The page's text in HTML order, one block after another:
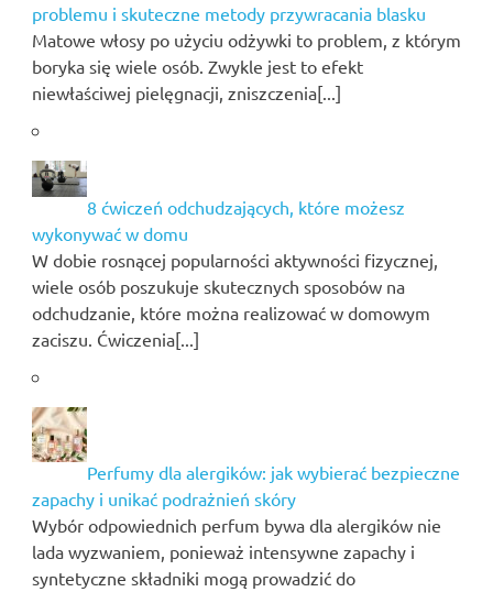
problemu i skuteczne metody przywracania blasku
Matowe włosy po użyciu odżywki to problem, z którym
boryka się wiele osób. Zwykle jest to efekt
niewłaściwej pielęgnacji, zniszczenia[...]
8 ćwiczeń odchudzających, które możesz
wykonywać w domu
W dobie rosnącej popularności aktywności fizycznej,
wiele osób poszukuje skutecznych sposobów na
odchudzanie, które można realizować w domowym
zaciszu. Ćwiczenia[...]
Perfumy dla alergików: jak wybierać bezpieczne
zapachy i unikać podrażnień skóry
Wybór odpowiednich perfum bywa dla alergików nie
lada wyzwaniem, ponieważ intensywne zapachy i
syntetyczne składniki mogą prowadzić do